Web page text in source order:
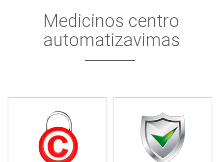
Medicinos centro
automatizavimas